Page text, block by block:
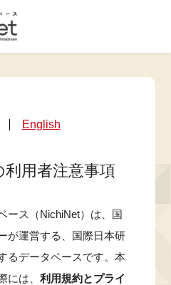
English
用者注意事項
ース（NichiNet）は、国
が運営する、国際日本研
るデータベースです。本
には、利用規約とプライ